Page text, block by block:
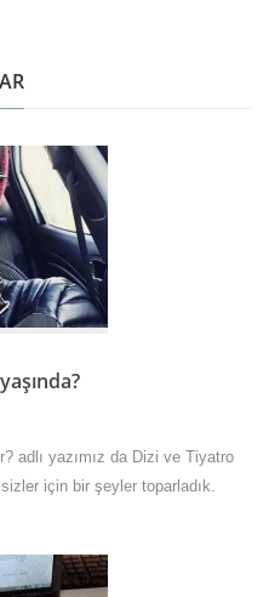
adlı yazımız da Dizi ve Tiyatro
için bir şeyler toparladık.